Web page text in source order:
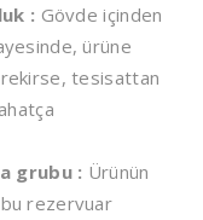
: Gövde içinden
ürüne
tesisattan
grubu : Ürünün
rezervuar